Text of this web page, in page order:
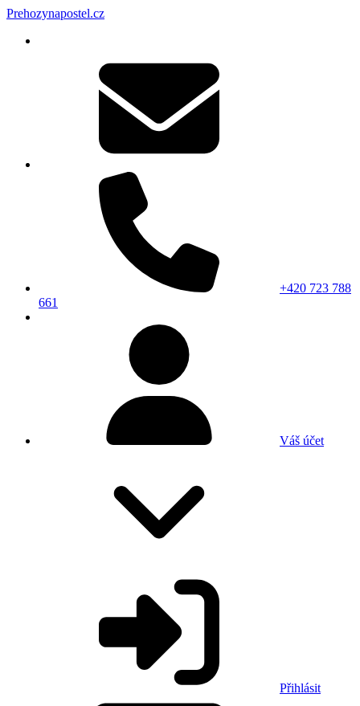
Prehozynapostel.cz
+420 723 788
661
Váš účet
Přihlásit